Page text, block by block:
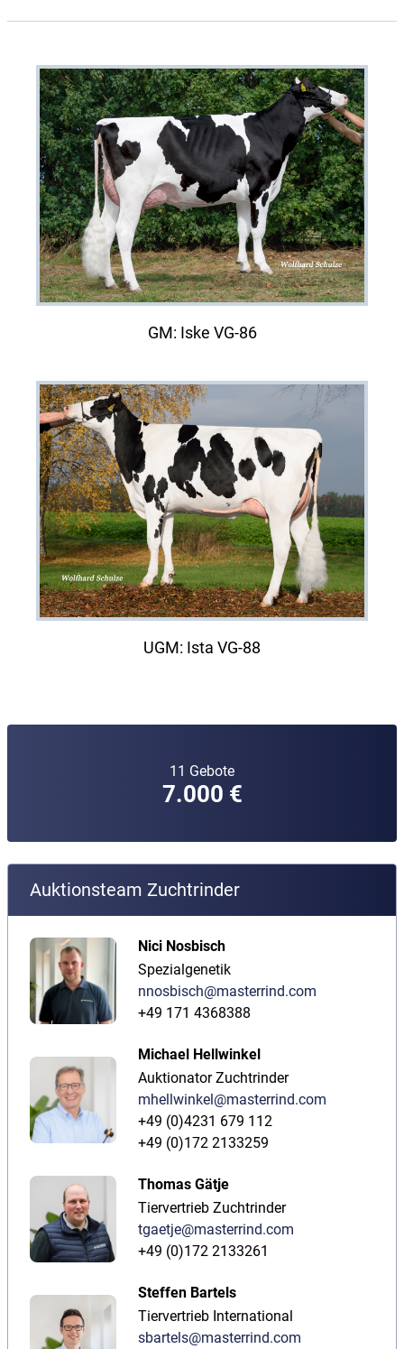
GM: Iske VG-86
UGM: Ista VG-88
11 Gebote
7.000 €
Auktionsteam Zuchtrinder
Nici Nosbisch
Spezialgenetik
nnosbisch@masterrind.com
+49 171 4368388
Michael Hellwinkel
Auktionator Zuchtrinder
mhellwinkel@masterrind.com
+49 (0)4231 679 112
+49 (0)172 2133259
Thomas Gätje
Tiervertrieb Zuchtrinder
tgaetje@masterrind.com
+49 (0)172 2133261
Steffen Bartels
Tiervertrieb International
sbartels@masterrind.com